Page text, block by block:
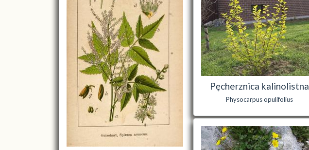
Pęcherznica kalinolistna
Physocarpus opulifolius